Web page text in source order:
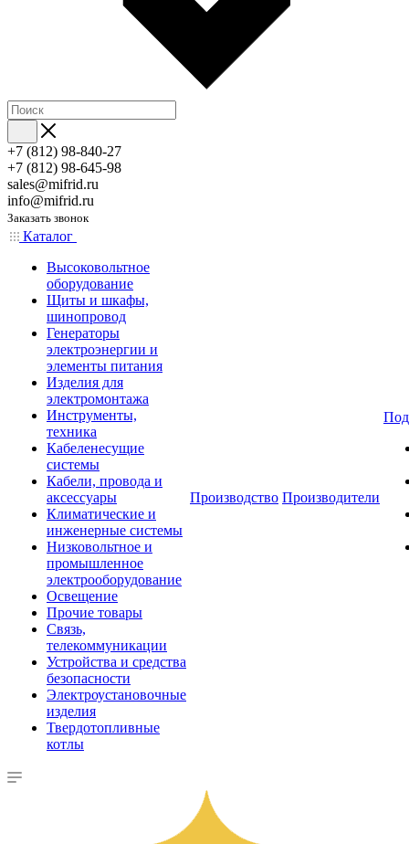
+7 (812) 98-840-27
+7 (812) 98-645-98
sales@mifrid.ru
info@mifrid.ru
Заказать звонок
Каталог
Высоковольтное
оборудование
Щиты и шкафы,
шинопровод
Генераторы
электроэнергии и
элементы питания
Изделия для
электромонтажа
Инструменты,
техника
Кабеленесущие
системы
Кабели, провода и
аксессуары
Климатические и
инженерные системы
Низковольтное и
промышленное
электрооборудование
Освещение
Прочие товары
Связь,
телекоммуникации
Устройства и средства
безопасности
Электроустановочные
изделия
Твердотопливные
котлы
Производство Производители